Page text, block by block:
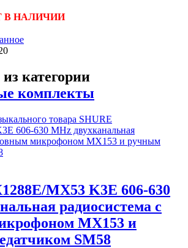
В НАЛИЧИИ
категории
комплекты
MX53 K3E 606-630
радиосистема с
MX153 и
SM58